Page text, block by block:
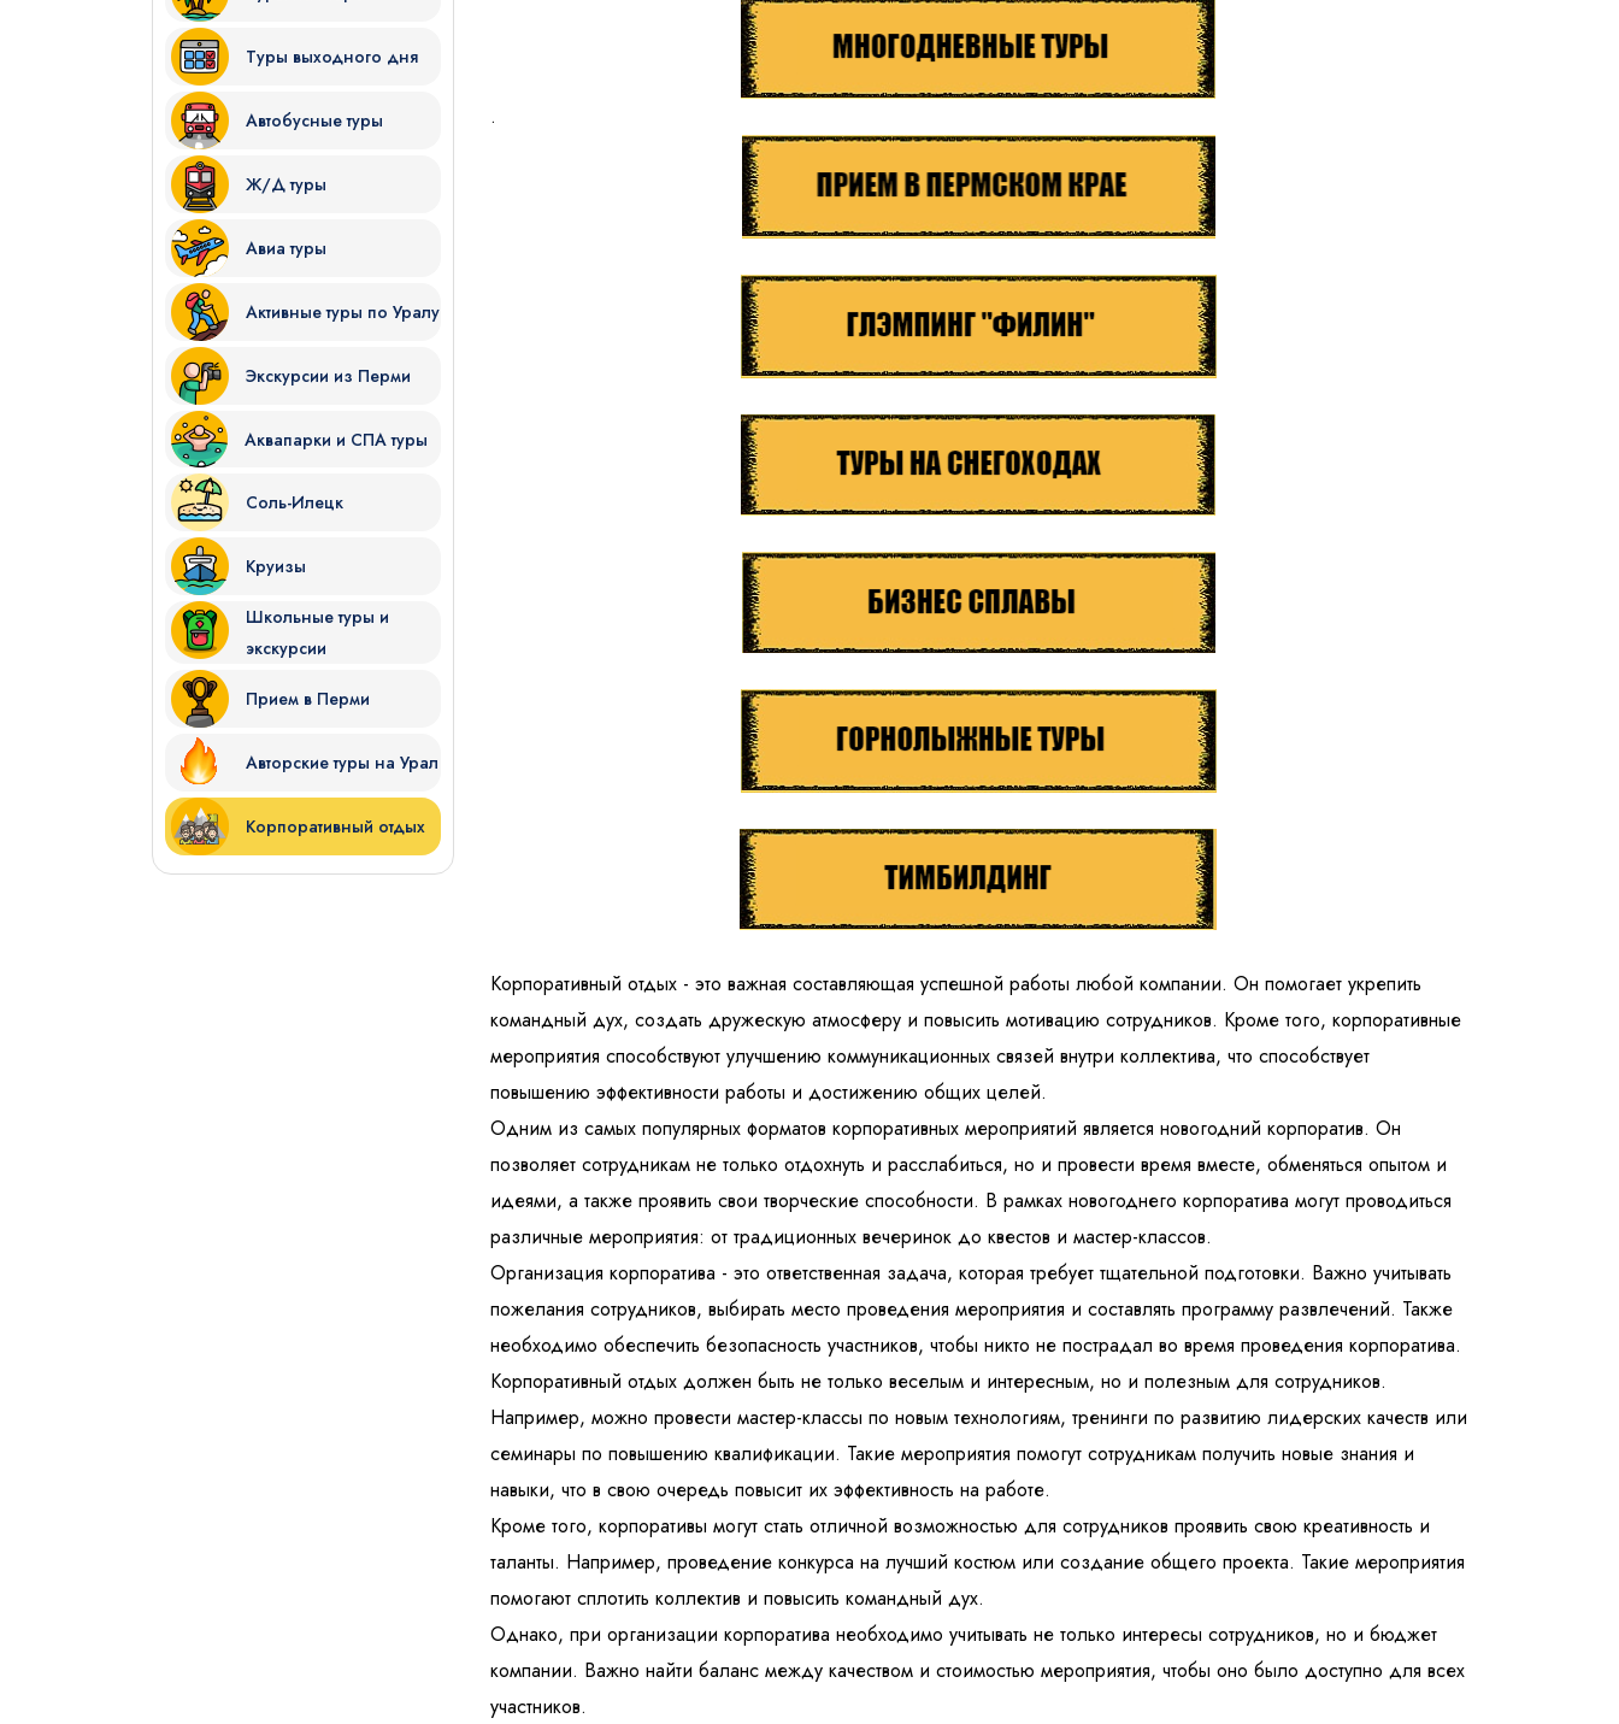
Туры выходного дня
Автобусные туры
Ж/Д туры
Авиа туры
Активные туры по Уралу
Экскурсии из Перми
Аквапарки и СПА туры
Соль-Илецк
Круизы
Школьные туры и
экскурсии
Прием в Перми
Авторские туры на Урал
Корпоративный отдых
.
Корпоративный отдых - это важная составляющая успешной работы любой компании. Он помогает укрепить
командный дух, создать дружескую атмосферу и повысить мотивацию сотрудников. Кроме того, корпоративные
мероприятия способствуют улучшению коммуникационных связей внутри коллектива, что способствует
повышению эффективности работы и достижению общих целей.
Одним из самых популярных форматов корпоративных мероприятий является новогодний корпоратив. Он
позволяет сотрудникам не только отдохнуть и расслабиться, но и провести время вместе, обменяться опытом и
идеями, а также проявить свои творческие способности. В рамках новогоднего корпоратива могут проводиться
различные мероприятия: от традиционных вечеринок до квестов и мастер-классов.
Организация корпоратива - это ответственная задача, которая требует тщательной подготовки. Важно учитывать
пожелания сотрудников, выбирать место проведения мероприятия и составлять программу развлечений. Также
необходимо обеспечить безопасность участников, чтобы никто не пострадал во время проведения корпоратива.
Корпоративный отдых должен быть не только веселым и интересным, но и полезным для сотрудников.
Например, можно провести мастер-классы по новым технологиям, тренинги по развитию лидерских качеств или
семинары по повышению квалификации. Такие мероприятия помогут сотрудникам получить новые знания и
навыки, что в свою очередь повысит их эффективность на работе.
Кроме того, корпоративы могут стать отличной возможностью для сотрудников проявить свою креативность и
таланты. Например, проведение конкурса на лучший костюм или создание общего проекта. Такие мероприятия
помогают сплотить коллектив и повысить командный дух.
Однако, при организации корпоратива необходимо учитывать не только интересы сотрудников, но и бюджет
компании. Важно найти баланс между качеством и стоимостью мероприятия, чтобы оно было доступно для всех
участников.
Я даю согласие на и ознакомлен с политикой компании в отношении обработки персональных данных